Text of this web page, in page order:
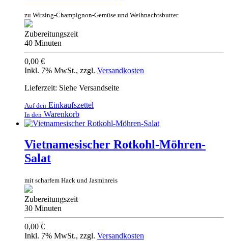
zu Wirsing-Champignon-Gemüse und Weihnachtsbutter
Zubereitungszeit
40 Minuten
0,00 €
Inkl. 7% MwSt., zzgl. Versandkosten
Lieferzeit: Siehe Versandseite
Auf den Einkaufszettel
In den Warenkorb
Vietnamesischer Rotkohl-Möhren-
Salat
mit scharfem Hack und Jasminreis
Zubereitungszeit
30 Minuten
0,00 €
Inkl. 7% MwSt., zzgl. Versandkosten